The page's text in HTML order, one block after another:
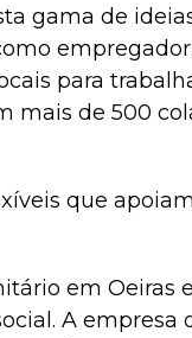
gama de
para
mais de 500
que
em Oeiras
A empresa